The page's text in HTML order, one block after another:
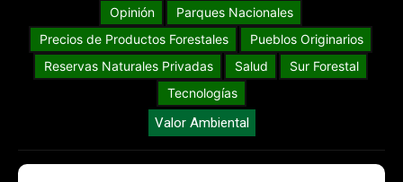
Opinión
Parques Nacionales
Precios de Productos Forestales
Pueblos Originarios
Reservas Naturales Privadas
Salud
Sur Forestal
Tecnologías
Valor Ambiental